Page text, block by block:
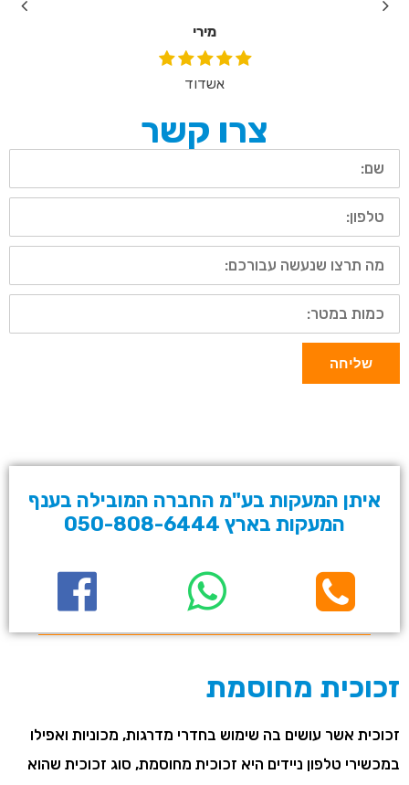
מירי
אשדוד
צרו קשר
שם:
טלפון:
מה
תרצו
שנעשה
עבורכם:
כמות
במטר:
שליחה
איתן המעקות בע"מ החברה המובילה בענף
המעקות בארץ 050-808-6444
זכוכית מחוסמת
זכוכית אשר עושים בה שימוש בחדרי מדרגות, מכוניות ואפילו
במכשירי טלפון ניידים היא זכוכית מחוסמת, סוג זכוכית שהוא